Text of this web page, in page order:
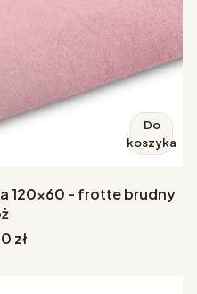
Do
koszyka
120x60 - frotte brudny
zł